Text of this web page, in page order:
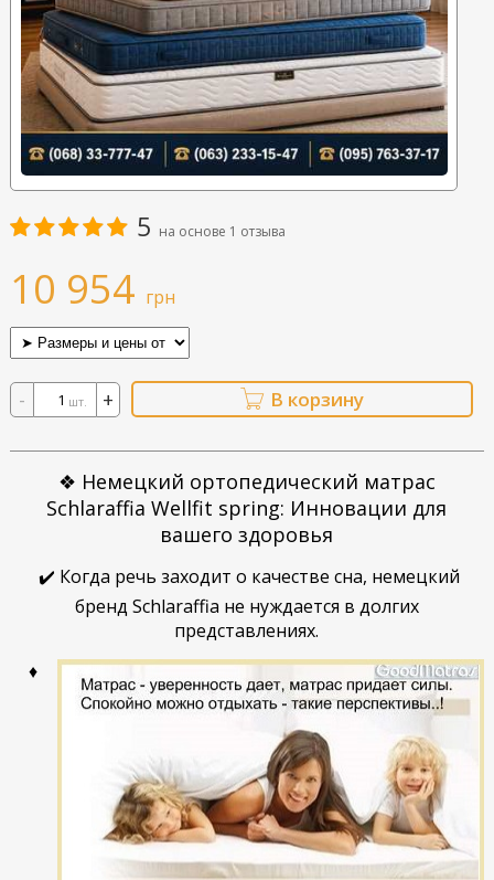
5 на основе 1 отзыва
10 954 грн
- +
шт. В корзину
❖ Немецкий ортопедический матрас
Schlaraffia Wellfit spring: Инновации для
вашего здоровья
✔️ Когда речь заходит о качестве сна, немецкий
бренд Schlaraffia не нуждается в долгих
представлениях.
♦